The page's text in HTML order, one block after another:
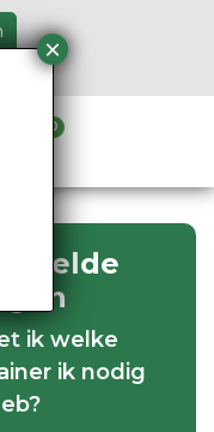
0
ik welke
ik nodig